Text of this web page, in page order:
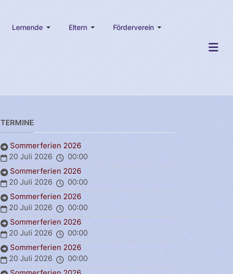
Lernende Eltern Förderverein
TERMINE
Sommerferien 2026
20 Juli 2026
00:00
Sommerferien 2026
20 Juli 2026
00:00
Sommerferien 2026
20 Juli 2026
00:00
Sommerferien 2026
20 Juli 2026
00:00
Sommerferien 2026
20 Juli 2026
00:00